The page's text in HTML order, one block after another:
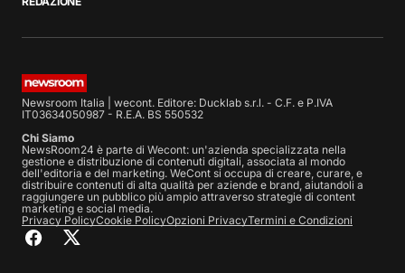
Newsroom Italia | wecont. Editore: Ducklab s.r.l. - C.F. e P.IVA
IT03634050987 - R.E.A. BS 550532
Chi Siamo
NewsRoom24 è parte di Wecont: un'azienda specializzata nella
gestione e distribuzione di contenuti digitali, associata al mondo
dell'editoria e del marketing. WeCont si occupa di creare, curare, e
distribuire contenuti di alta qualità per aziende e brand, aiutandoli a
raggiungere un pubblico più ampio attraverso strategie di content
marketing e social media.
Privacy PolicyCookie PolicyOpzioni PrivacyTermini e Condizioni